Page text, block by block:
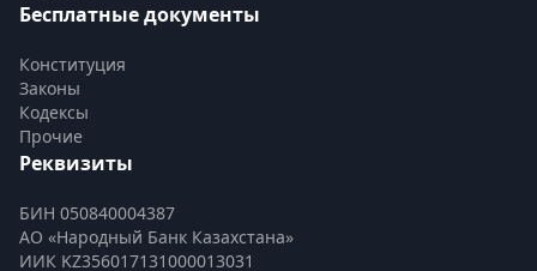
Бесплатные документы
Конституция
Законы
Кодексы
Прочие
Реквизиты
БИН 050840004387
АО «Народный Банк Казахстана»
ИИК KZ356017131000013031